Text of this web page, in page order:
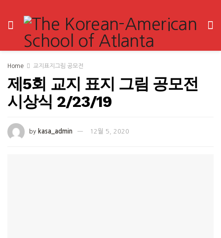
Home 교지표지그림 공모전
제5회 교지 표지 그림 공모전
시상식 2/23/19
by kasa_admin 12월 5, 2020